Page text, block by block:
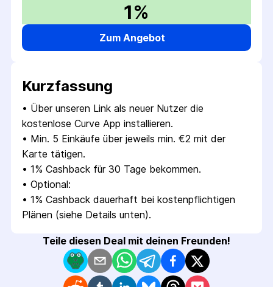
1%
Zum Angebot
Kurzfassung
• Über unseren Link als neuer Nutzer die
kostenlose Curve App installieren.
• Min. 5 Einkäufe über jeweils min. €2 mit der
Karte tätigen.
• 1% Cashback für 30 Tage bekommen.
• Optional:
• 1% Cashback dauerhaft bei kostenpflichtigen
Plänen (siehe Details unten).
Teile diesen Deal mit deinen Freunden!